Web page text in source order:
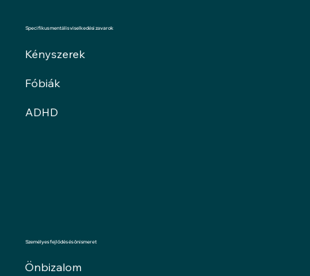
Specifikus mentális viselkedési zavarok
Kényszerek
Fóbiák
ADHD
Személyes fejlődés és önismeret
Önbizalom